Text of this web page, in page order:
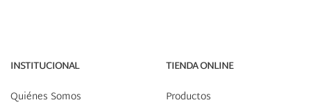
INSTITUCIONAL
Quiénes Somos
TIENDA ONLINE
Productos